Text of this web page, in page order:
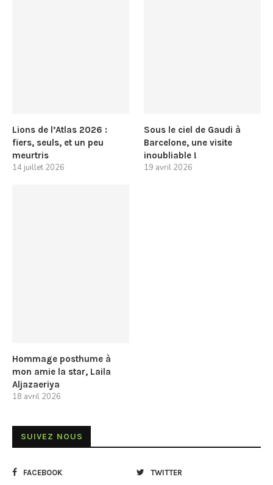
Lions de l’Atlas 2026 :
fiers, seuls, et un peu
meurtris
14 juillet 2026
Sous le ciel de Gaudi à
Barcelone, une visite
inoubliable !
19 avril 2026
Hommage posthume à
mon amie la star, Laila
Aljazaeriya
18 avril 2026
SUIVEZ NOUS
FACEBOOK TWITTER